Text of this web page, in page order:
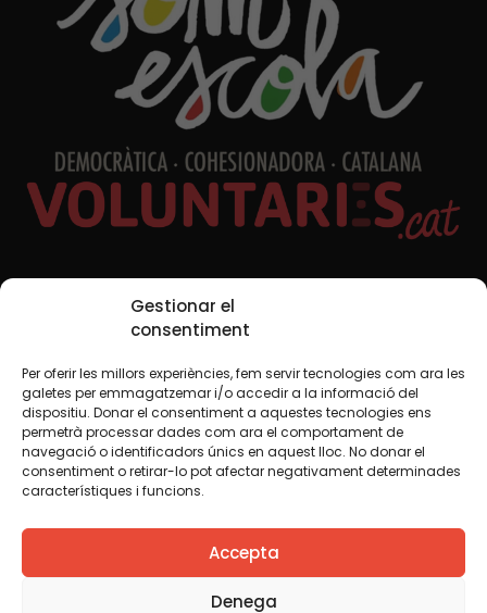
Gestionar el
consentiment
Per oferir les millors experiències, fem servir tecnologies com ara les
galetes per emmagatzemar i/o accedir a la informació del
dispositiu. Donar el consentiment a aquestes tecnologies ens
permetrà processar dades com ara el comportament de
navegació o identificadors únics en aquest lloc. No donar el
consentiment o retirar-lo pot afectar negativament determinades
característiques i funcions.
Accepta
Denega
Xarxes Socials
TWT YTB IG FB IN
Avís legalPolítica de cookies
Creiem que el coneixement s’ha de compartir. Per això
fem servir una llicència Creative Commons, llevat que en
algun material indiquem el contrari. Us animem a copiar,
redistribuir, remesclar o transformar i crear els continguts